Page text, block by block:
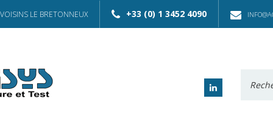
LE BRETONNEUX +33 (0) 1 3452 4090